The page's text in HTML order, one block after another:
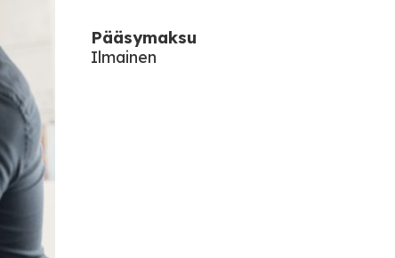
Pääsymaksu
Ilmainen